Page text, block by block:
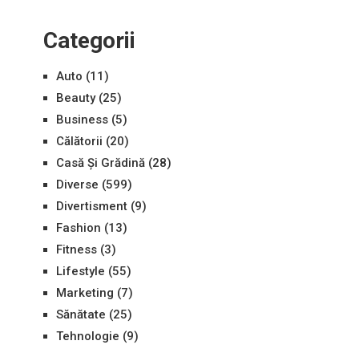
Categorii
Auto (11)
Beauty(25)
Business(5)
Călătorii (20)
Casă Și Grădină(28)
Diverse (599)
Divertisment(9)
Fashion (13)
Fitness(3)
Lifestyle (55)
Marketing (7)
Sănătate (25)
Tehnologie (9)